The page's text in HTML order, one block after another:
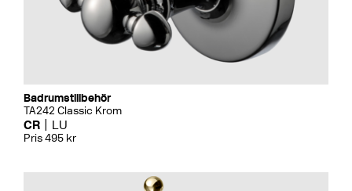
Badrumstillbehör
TA242 Classic Krom
CR LU
Pris 495 kr